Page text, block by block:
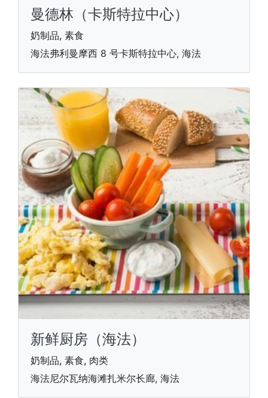
曼德林（卡斯特拉中心）
奶制品, 素食
海法弗利曼摩西 8 号卡斯特拉中心, 海法
新鲜厨房（海法）
奶制品, 素食, 肉类
海法尼尔瓦纳海滩扎米尔长廊, 海法